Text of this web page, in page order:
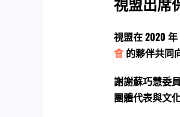
視盟出席
視盟在 2020
會的夥伴共同
謝謝蘇巧慧委
團體代表與文